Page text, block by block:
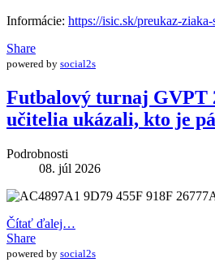
Informácie: https://isic.sk/preukaz-
Share
powered by social2s
Futbalový turnaj GVPT
učitelia ukázali, kto je
Podrobnosti
08. júl 2026
Čítať ďalej…
Share
powered by social2s